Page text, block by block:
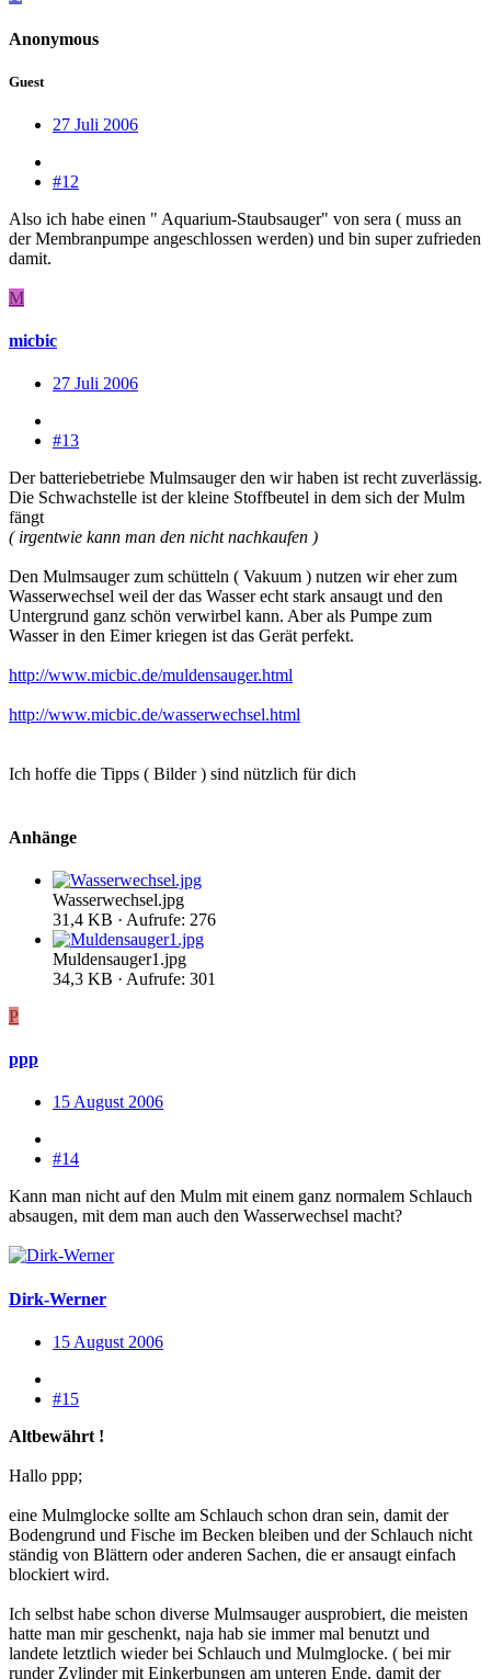
Anonymous
Guest
27 Juli 2006
#12
Also ich habe einen " Aquarium-Staubsauger" von sera ( muss an
der Membranpumpe angeschlossen werden) und bin super zufrieden
damit.
M
micbic
27 Juli 2006
#13
Der batteriebetriebe Mulmsauger den wir haben ist recht zuverlässig.
Die Schwachstelle ist der kleine Stoffbeutel in dem sich der Mulm
fängt
( irgentwie kann man den nicht nachkaufen )
Den Mulmsauger zum schütteln ( Vakuum ) nutzen wir eher zum
Wasserwechsel weil der das Wasser echt stark ansaugt und den
Untergrund ganz schön verwirbel kann. Aber als Pumpe zum
Wasser in den Eimer kriegen ist das Gerät perfekt.
http://www.micbic.de/muldensauger.html
http://www.micbic.de/wasserwechsel.html
Ich hoffe die Tipps ( Bilder ) sind nützlich für dich
Anhänge
Wasserwechsel.jpg
31,4 KB · Aufrufe: 276
Muldensauger1.jpg
34,3 KB · Aufrufe: 301
P
ppp
15 August 2006
#14
Kann man nicht auf den Mulm mit einem ganz normalem Schlauch
absaugen, mit dem man auch den Wasserwechsel macht?
Dirk-Werner
15 August 2006
#15
Altbewährt !
Hallo ppp;
eine Mulmglocke sollte am Schlauch schon dran sein, damit der
Bodengrund und Fische im Becken bleiben und der Schlauch nicht
ständig von Blättern oder anderen Sachen, die er ansaugt einfach
blockiert wird.
Ich selbst habe schon diverse Mulmsauger ausprobiert, die meisten
hatte man mir geschenkt, naja hab sie immer mal benutzt und
landete letztlich wieder bei Schlauch und Mulmglocke. ( bei mir
runder Zylinder mit Einkerbungen am unteren Ende, damit der